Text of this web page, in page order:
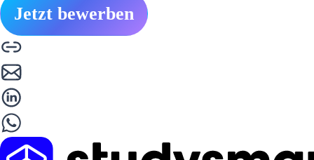
Jetzt bewerben